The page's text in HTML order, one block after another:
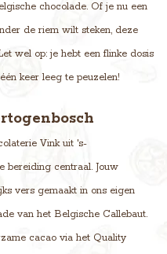
chocolade. Of je nu een
de riem wilt steken, deze
wel op: je hebt een flinke dosis
keer leeg te peuzelen!
Vink uit 's-
bereiding centraal. Jouw
vers gemaakt in ons eigen
van het Belgische Callebaut.
cacao via het Quality